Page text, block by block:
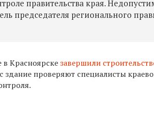
правительства края.
председателя регионального
в Красноярскезавершили
здание проверяют специалисты